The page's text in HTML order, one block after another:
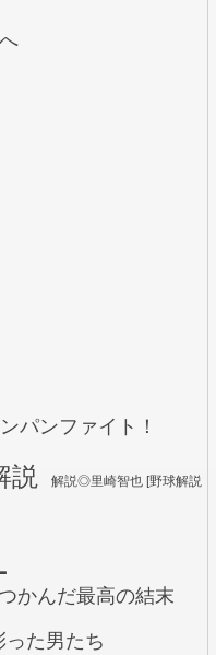
パンファイト！
説 解説◎里崎智也 [野球解説
かんだ最高の結末
った男たち